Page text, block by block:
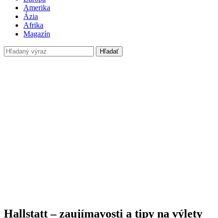
Amerika
Ázia
Afrika
Magazín
Hľadať
Hallstatt – zaujímavosti a tipy na výlety